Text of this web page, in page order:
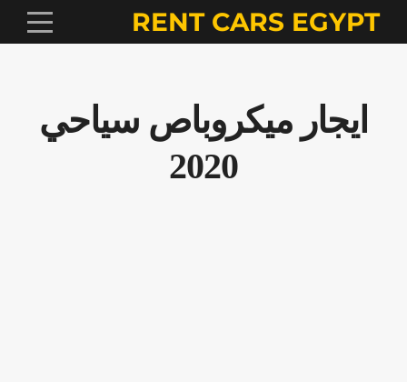
RENT CARS EGYPT
ايجار ميكروباص سياحي
2020